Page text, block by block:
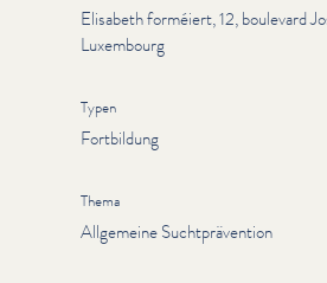
Elisabeth forméiert, 12, boulevard
Luxembourg
Typen
Fortbildung
Thema
Allgemeine Suchtprävention